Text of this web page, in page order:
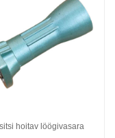
hoitav löögivasara